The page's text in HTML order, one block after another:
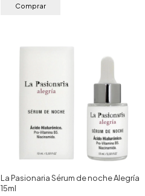
La Pasionaria Sérum de noche Alegría
15ml